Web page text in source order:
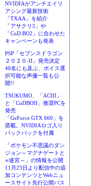
NVIDIAがアンチエイリ
アシング最新技術
「TXAA」を紹介
「アサクリ3」や
「CoD:BO2」に合わせた
キャンペーンも発表
PSP「セブンスドラゴン
２０２０-II」発売決定
40名にも及ぶ、ボイス選
択可能な声優一覧も公
開!!
TSUKUMO、「ACIII」
と「CoDBOII」推奨PCを
発売
「GeForce GTX 660」を
搭載。NVIDIAロゴ入り
バックパックを付属
「ポケモン不思議のダン
ジョン～マグナゲートと
∞迷宮～」の情報を公開
11月23日より配信中の追
加コンテンツとWebニュ
ースサイト先行公開パス